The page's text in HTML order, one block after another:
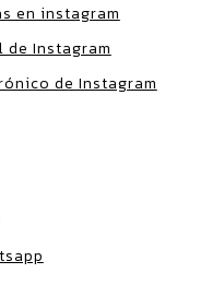
en instagram
Instagram
de Instagram